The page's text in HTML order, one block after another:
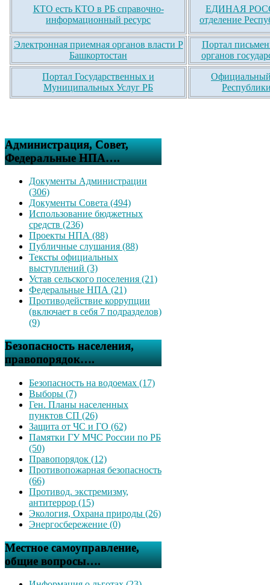
КТО есть КТО в РБ справочно-
информационный ресурс
ЕДИНАЯ
отделение
Электронная приемная органов власти Р
Башкортостан
Портал
органов
Портал Государственных и
Муниципальных Услуг РБ
Официальный
Администрация, Совет,
Федеральные НПА….
Документы Администрации
(306)
Документы Совета (494)
Использование бюджетных
средств (236)
Проекты НПА (88)
Публичные слушания (88)
Тексты официальных
выступлений (3)
Устав сельского поселения (21)
Федеральные НПА (21)
Противодействие коррупции
(включает в себя 7 подразделов)
(9)
Безопасность населения,
правопорядок….
Безопасность на водоемах (17)
Выборы (7)
Ген. Планы населенных
пунктов СП (26)
Защита от ЧС и ГО (62)
Памятки ГУ МЧС России по РБ
(50)
Правопорядок (12)
Противопожарная безопасность
(66)
Противод. экстремизму,
антитеррор (15)
Экология, Охрана природы (26)
Энергосбережение (0)
Местное самоуправление,
общие вопросы….